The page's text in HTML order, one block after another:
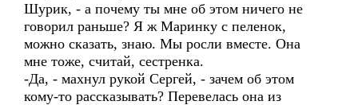
Шурик, - а почему ты мне об этом ничего не
говорил раньше? Я ж Маринку с пеленок,
можно сказать, знаю. Мы росли вместе. Она
мне тоже, считай, сестренка.
-Да, - махнул рукой Сергей, - зачем об этом
кому-то рассказывать? Перевелась она из